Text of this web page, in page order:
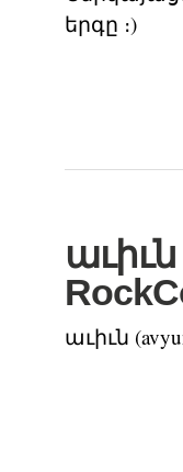
երգը ։)
աւիւն